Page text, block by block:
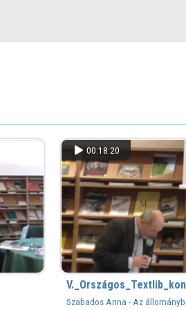
00:18:20
Szabados Anna - Az